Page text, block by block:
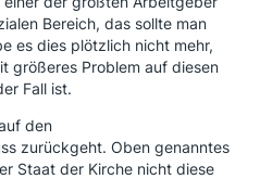
Bereich, das sollte man
es dies plötzlich nicht mehr,
größeres Problem auf diesen
Fall ist.
den
zurückgeht. Oben genanntes
Staat der Kirche nicht diese